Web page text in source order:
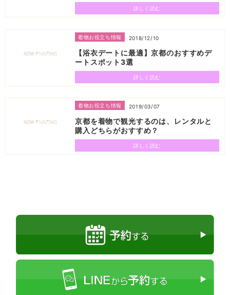
詳しく読む
着物お役立ち情報 2018/12/10
【浴衣デートに最適】京都のおすすめデ
ートスポット3選
詳しく読む
着物お役立ち情報 2019/03/07
京都を着物で観光するのは、レンタルと
購入どちらがおすすめ？
詳しく読む